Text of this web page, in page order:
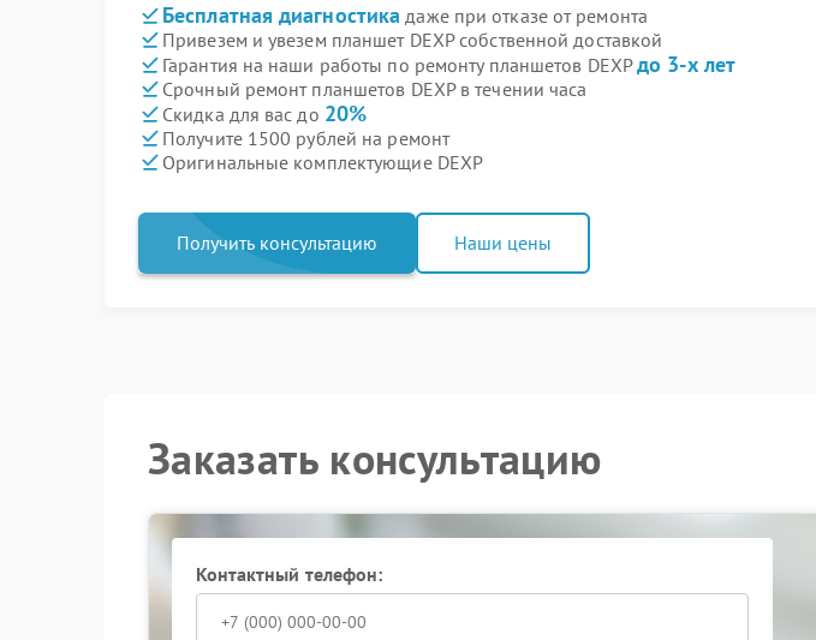
Бесплатная диагностика даже при отказе от ремонта
Привезем и увезем планшет DEXP собственной доставкой
Гарантия на наши работы по ремонту планшетов DEXPдо 3-х лет
Срочный ремонт планшетов DEXP в течении часа
Скидка для вас до 20%
Получите 1500 рублей на ремонт
Оригинальные комплектующие DEXP
Получить консультацию Наши цены
Заказать консультацию
Контактный телефон: